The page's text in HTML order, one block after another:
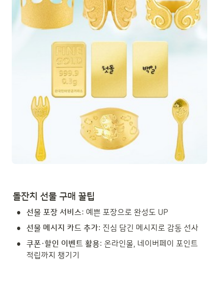
돌잔치 선물 구매 꿀팁
• 선물 포장 서비스: 예쁜 포장으로 완성도 UP
• 선물 메시지 카드 추가: 진심 담긴 메시지로 감동 선사
• 쿠폰·할인 이벤트 활용: 온라인몰, 네이버페이 포인트
적립까지 챙기기